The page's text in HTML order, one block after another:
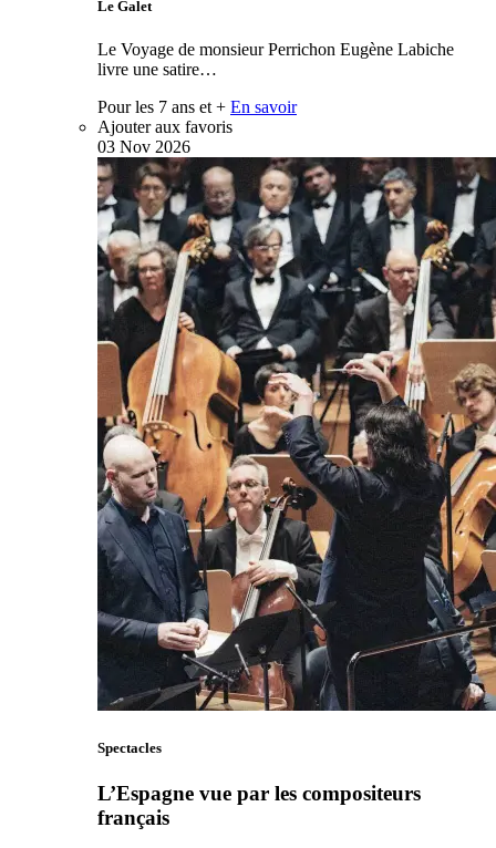
Le Galet
Le Voyage de monsieur Perrichon Eugène Labiche
livre une satire…
Pour les 7 ans et + En savoir
Ajouter aux favoris
03 Nov 2026
Spectacles
L’Espagne vue par les compositeurs
français